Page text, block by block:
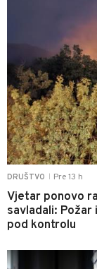
DRUŠTVO Pre 13 h
Vjetar ponovo
savladali:
pod kontrolu